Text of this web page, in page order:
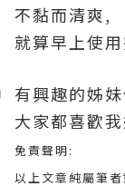
不黏而清爽,
就算早上使
有興趣的姊
大家都喜歡
免責聲明:
以上文章純屬筆